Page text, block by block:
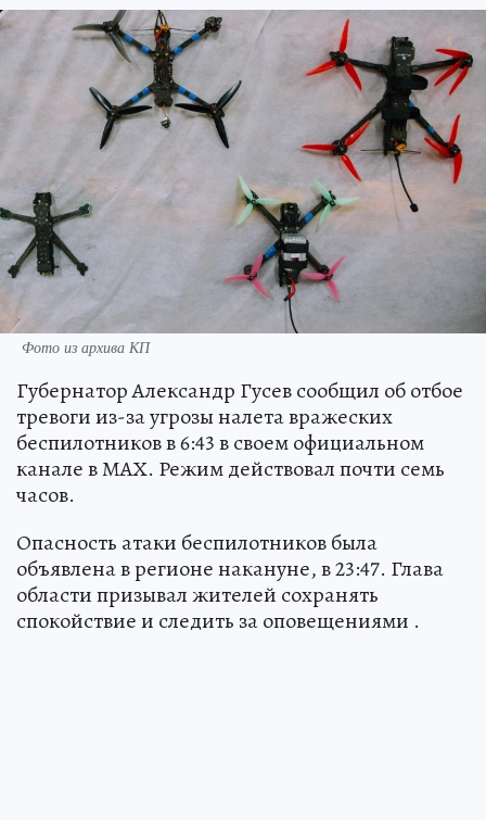
Фото из архива КП
Губернатор Александр Гусев сообщил об отбое
тревоги из-за угрозы налета вражеских
беспилотников в 6:43 в своем официальном
канале в МАХ. Режим действовал почти семь
часов.
Опасность атаки беспилотников была
объявлена в регионе накануне, в 23:47. Глава
области призывал жителей сохранять
спокойствие и следить за оповещениями .